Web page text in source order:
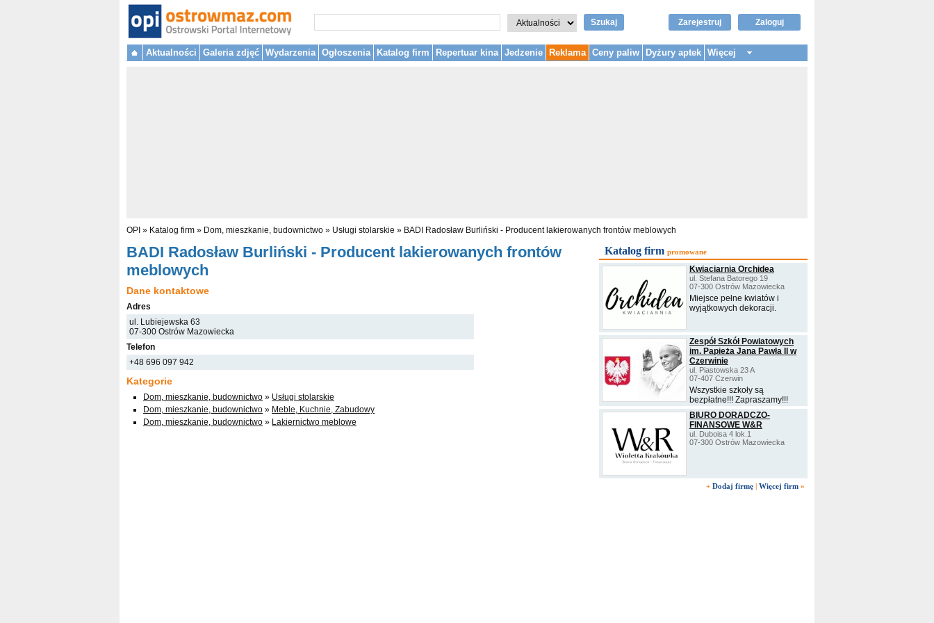
Szukaj Zaloguj
Zarejestruj
Aktualności Galeria zdjęć Wydarzenia Ogłoszenia Katalog firm Repertuar kina Jedzenie Reklama Ceny paliw Dyżury aptek Więcej
OPI » Katalog firm » Dom, mieszkanie, budownictwo » Usługi stolarskie » BADI Radosław Burliński - Producent lakierowanych frontów meblowych
BADI Radosław Burliński - Producent lakierowanych frontów
meblowych
Dane kontaktowe
Adres
ul. Lubiejewska 63
07-300 Ostrów Mazowiecka
Telefon
+48 696 097 942
Kategorie
Dom, mieszkanie, budownictwo » Usługi stolarskie
Dom, mieszkanie, budownictwo » Meble, Kuchnie, Zabudowy
Dom, mieszkanie, budownictwo » Lakiernictwo meblowe
Katalog firm promowane
Kwiaciarnia Orchidea
ul. Stefana Batorego 19
07-300 Ostrów Mazowiecka
Miejsce pełne kwiatów i
wyjątkowych dekoracji.
Zespół Szkół Powiatowych
im. Papieża Jana Pawła II w
Czerwinie
ul. Piastowska 23 A
07-407 Czerwin
Wszystkie szkoły są
bezpłatne!!! Zapraszamy!!!
BIURO DORADCZO-
FINANSOWE W&R
ul. Duboisa 4 lok.1
07-300 Ostrów Mazowiecka
+ Dodaj firmę | Więcej firm »